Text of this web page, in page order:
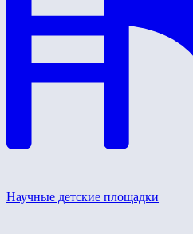
Научные детские площадки